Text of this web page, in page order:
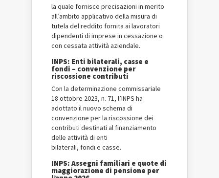
la quale fornisce precisazioni in merito
all’ambito applicativo della misura di
tutela del reddito fornita ai lavoratori
dipendenti di imprese in cessazione o
con cessata attività aziendale.
INPS: Enti bilaterali, casse e
fondi – convenzione per
riscossione contributi
Con la determinazione commissariale
18 ottobre 2023, n. 71, l’INPS ha
adottato il nuovo schema di
convenzione per la riscossione dei
contributi destinati al finanziamento
delle attività di enti
bilaterali, fondi e casse.
INPS: Assegni familiari e quote di
maggiorazione di pensione per